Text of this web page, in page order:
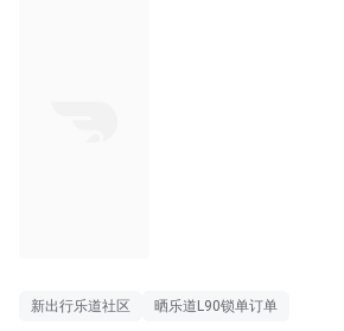
新出行乐道社区 晒乐道L90锁单订单